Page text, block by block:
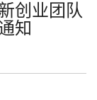
创业团队
知